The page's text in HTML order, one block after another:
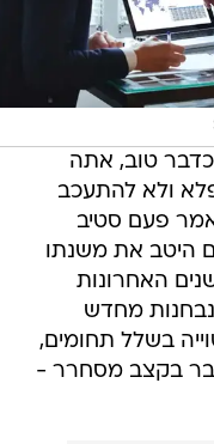
טוב, אתה
ולא להתעכב
פעם סטיב
היטב את משנתו
האחרונות
מחדש
בשלל תחומים,
בקצב מסחרר -